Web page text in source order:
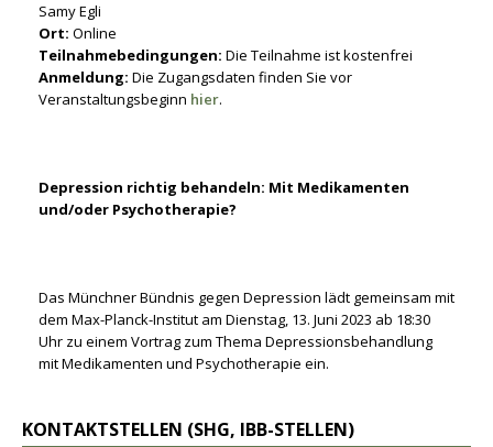
Samy Egli
Ort: Online
Teilnahmebedingungen: Die Teilnahme ist kostenfrei
Anmeldung: Die Zugangsdaten finden Sie vor
Veranstaltungsbeginn hier.
Depression richtig behandeln: Mit Medikamenten
und/oder Psychotherapie?
Das Münchner Bündnis gegen Depression lädt gemeinsam mit
dem Max-Planck-Institut am Dienstag, 13. Juni 2023 ab 18:30
Uhr zu einem Vortrag zum Thema Depressionsbehandlung
mit Medikamenten und Psychotherapie ein.
KONTAKTSTELLEN (SHG, IBB-STELLEN)